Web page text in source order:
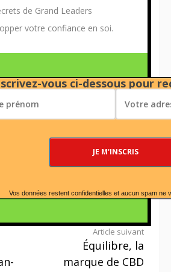
de Grand Leaders
votre confiance en soi.
vous ci-dessous pour
Vos données restent confidentielles et aucun spam ne
Article suivant
Équilibre, la
marque de CBD